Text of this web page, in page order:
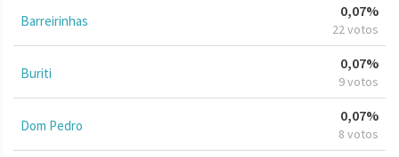
Barreirinhas
0,07%
22 votos
Buriti
0,07%
9 votos
Dom Pedro
0,07%
8 votos